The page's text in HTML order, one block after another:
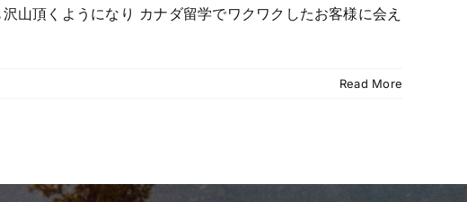
山頂くようになり カナダ留学でワクワクしたお客様に会え
Read More